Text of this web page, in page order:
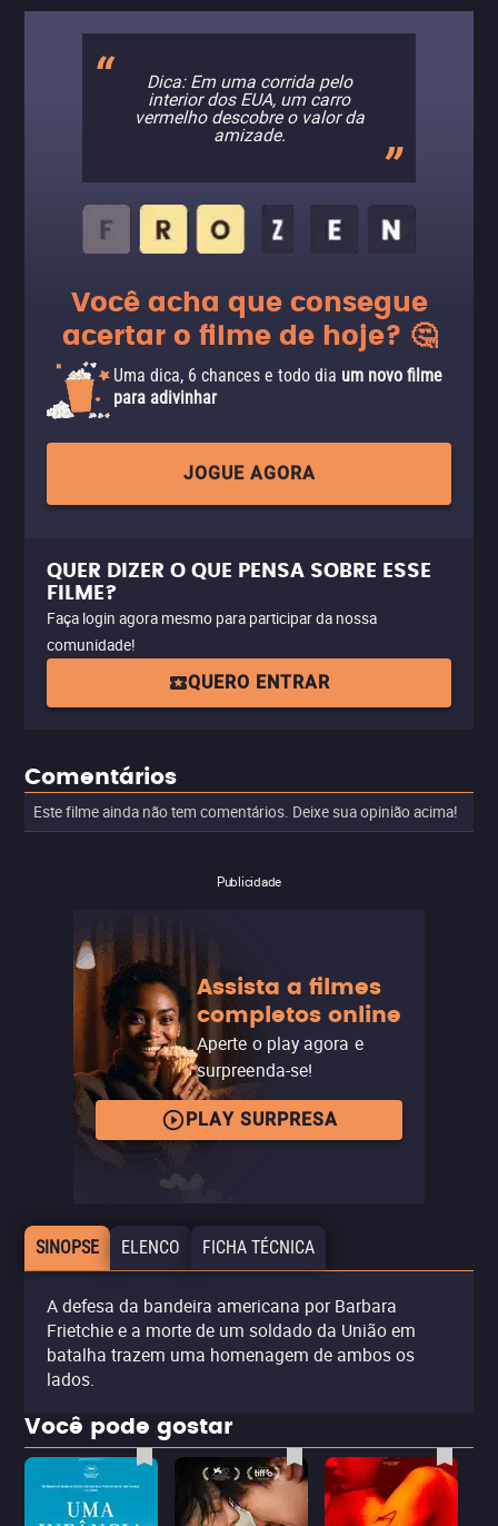
Dica: Em uma corrida pelo
interior dos EUA, um carro
vermelho descobre o valor da
amizade.
Você acha que consegue
acertar o filme de hoje? 🤔
Uma dica, 6 chances e todo dia um novo filme
para adivinhar
JOGUE AGORA
QUER DIZER O QUE PENSA SOBRE ESSE
FILME?
Faça login agora mesmo para participar da nossa
comunidade!
QUERO ENTRAR
Comentários
Este filme ainda não tem comentários. Deixe sua opinião acima!
Publicidade
Assista a filmes
completos online
Aperte o play agora e
surpreenda-se!
PLAY SURPRESA
SINOPSE ELENCO FICHA TÉCNICA
A defesa da bandeira americana por Barbara
Frietchie e a morte de um soldado da União em
batalha trazem uma homenagem de ambos os
lados.
Você pode gostar